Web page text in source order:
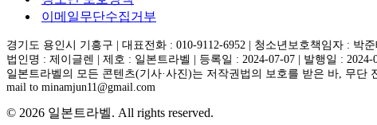
이메일무단수집거부
경기도 용인시 기흥구 | 대표전화 : 010-9112-6952 | 청소년보호책임자 : 박준
법인명 : 제이글렌 | 제호 : 일본트라벨 | 등록일 : 2024-07-07 | 발행일 : 2024-
일본트라벨의 모든 콘텐츠(기사·사진)는 저작권법의 보호를 받은 바, 무
mail to minamjun11@gmail.com
© 2026 일본트라벨. All rights reserved.